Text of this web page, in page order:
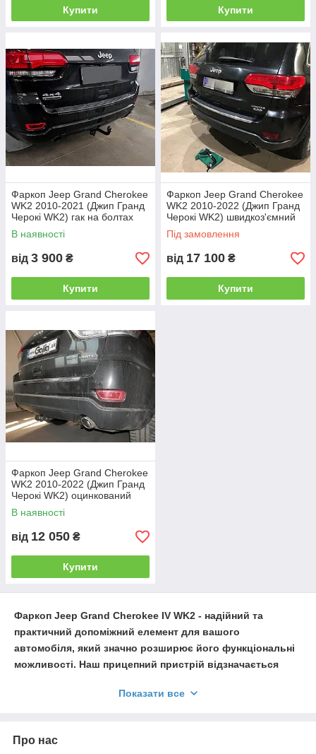
Причіпні пристрої зі швидкознімним
механізмом дозволяють без особливих
зусиль і додаткового інструменту монтувати і
демонтувати прицепний шар, але мають
більш високу вартість..
Альтернативою дорогому іноземному фаркопу є
Тип цього ТЗП дозволяє досить швидко
монтувати зчіпний шар на автомобіль, а
виробництво в Україні робить такі фаркопи
відносно недорогими.
Телефонуйте, і ми відповімо на всі ваші
питання!
Купити Купити
Фаркоп Jeep Grand Cherokee
WK2 2010-2021 (Джип Гранд
Черокі WK2) гак на болтах
В наявності
від 3 900 ₴
Купити
Фаркоп Jeep Grand Cherokee
WK2 2010-2022 (Джип Гранд
Черокі WK2) швидкоз'ємний
гак на ключах
Під замовлення
від 17 100 ₴
Купити
Фаркоп Jeep Grand Cherokee
WK2 2010-2022 (Джип Гранд
Черокі WK2) оцинкований
Швидкознімний автомат на
ручці
В наявності
від 12 050 ₴
Купити
Фаркоп Jeep Grand Cherokee IV WK2 - надійний та
практичний допоміжний елемент для вашого
автомобіля, який значно розширює його функціональні
можливості. Наш прицепний пристрій відзначається
конструкцією, гарантуючи довговічність та безпеку
Фаркопи, які пропонуються у нас, ідеально підходять
Показати все
Про нас